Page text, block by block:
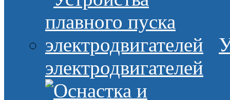
электродвигателей